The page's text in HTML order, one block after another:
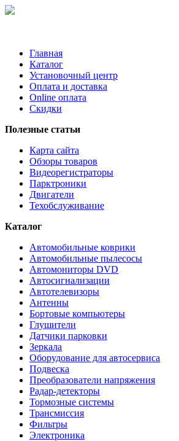
Главная
Каталог
Установочный центр
Оплата и доставка
Online оплата
Скидки
Полезные статьи
Карта сайта
Обзоры товаров
Видеорегистраторы
Парктроники
Двигатели
Техобслуживание
Каталог
Автомобильные коврики
Автомобильные пылесосы
Автомониторы DVD
Автосигнализации
Автотелевизоры
Антенны
Бортовые компьютеры
Глушители
Датчики парковки
Зеркала
Оборудование для автосервиса
Подвеска
Преобразователи напряжения
Радар-детекторы
Тормозные системы
Трансмиссия
Фильтры
Электроника